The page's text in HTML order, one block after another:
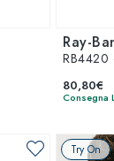
Ray-
80,80€
Consegna
Try On